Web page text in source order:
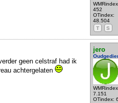
452
OTindex:
48.504
T
S
jero
7.151
OTindex:
geen celstraf had ik
achtergelaten